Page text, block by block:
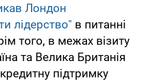
Лондон
лідерство" в питанні
того, в межах візиту
та Велика Британія
підтримку